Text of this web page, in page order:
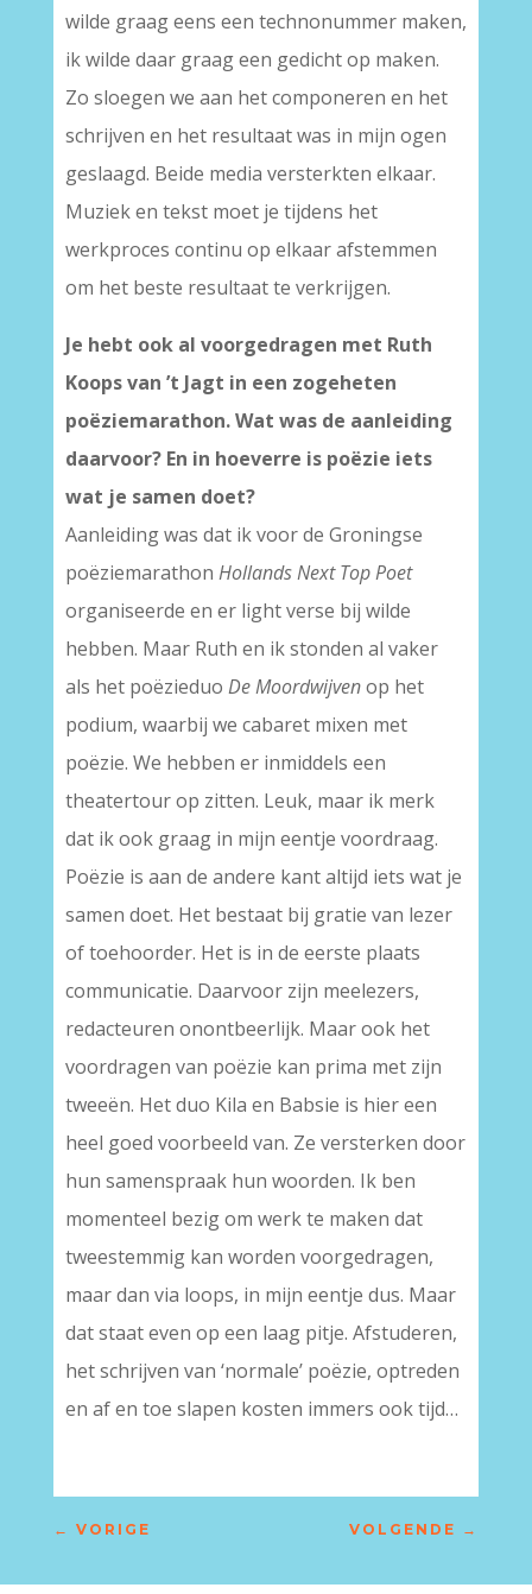
wilde graag eens een technonummer maken,
ik wilde daar graag een gedicht op maken.
Zo sloegen we aan het componeren en het
schrijven en het resultaat was in mijn ogen
geslaagd. Beide media versterkten elkaar.
Muziek en tekst moet je tijdens het
werkproces continu op elkaar afstemmen
om het beste resultaat te verkrijgen.
Je hebt ook al voorgedragen met Ruth
Koops van ’t Jagt in een zogeheten
poëziemarathon. Wat was de aanleiding
daarvoor? En in hoeverre is poëzie iets
wat je samen doet?
Aanleiding was dat ik voor de Groningse
poëziemarathon Hollands Next Top Poet
organiseerde en er light verse bij wilde
hebben. Maar Ruth en ik stonden al vaker
als het poëzieduo De Moordwijvenop het
podium, waarbij we cabaret mixen met
poëzie. We hebben er inmiddels een
theatertour op zitten. Leuk, maar ik merk
dat ik ook graag in mijn eentje voordraag.
Poëzie is aan de andere kant altijd iets wat je
samen doet. Het bestaat bij gratie van lezer
of toehoorder. Het is in de eerste plaats
communicatie. Daarvoor zijn meelezers,
redacteuren onontbeerlijk. Maar ook het
voordragen van poëzie kan prima met zijn
tweeën. Het duo Kila en Babsie is hier een
heel goed voorbeeld van. Ze versterken door
hun samenspraak hun woorden. Ik ben
momenteel bezig om werk te maken dat
tweestemmig kan worden voorgedragen,
maar dan via loops, in mijn eentje dus. Maar
dat staat even op een laag pitje. Afstuderen,
het schrijven van ‘normale’ poëzie, optreden
en af en toe slapen kosten immers ook tijd…
← VORIGE VOLGENDE →